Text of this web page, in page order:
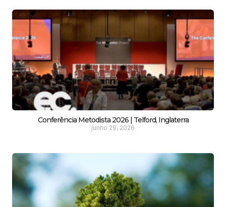
Conferência Metodista 2026 | Telford, Inglaterra
junho 29, 2026